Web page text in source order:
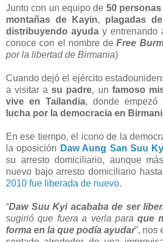
Junto con un equipo de 50 personas
montañas de Kayin, plagadas
distribuyendo ayuday entrenando
conoce con el nombre deFree
por la libertad de Birmania)
Cuando dejó el ejército
a visitar asu padre, un famoso
vive en Tailandia, donde empezó
lucha por la democracia en
En ese tiempo, el icono de la
la oposición Daw Aung San Suu
su arresto domiciliario, aunque
nuevo bajo arresto domiciliario
2010 fue liberada de nuevo.
“Daw Suu Kyi acababa de ser
sugirió que fuera a verla paraque
forma en la que podía ayudar”, nos